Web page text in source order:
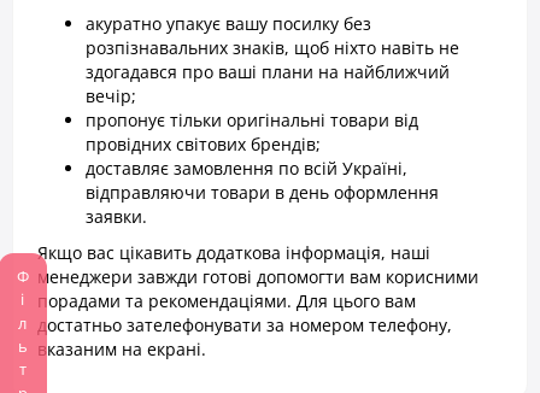
Фільтр
акуратно упакує вашу посилку без
розпізнавальних знаків, щоб ніхто навіть не
здогадався про ваші плани на найближчий
вечір;
пропонує тільки оригінальні товари від
провідних світових брендів;
доставляє замовлення по всій Україні,
відправляючи товари в день оформлення
заявки.
Якщо вас цікавить додаткова інформація, наші
менеджери завжди готові допомогти вам корисними
порадами та рекомендаціями. Для цього вам
достатньо зателефонувати за номером телефону,
вказаним на екрані.